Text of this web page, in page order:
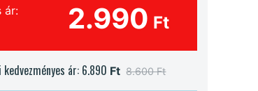
ár: 2.990 Ft
kedvezményes ár: 6.890 Ft 8.600 Ft